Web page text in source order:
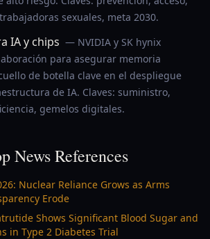
sexuales, meta 2030.
IA y chips — NVIDIA y SK hynix
para asegurar memoria
de botella clave en el despliegue
de IA. Claves: suministro,
gemelos digitales.
News References
Nuclear Reliance Grows as Arms
Erode
Shows Significant Blood Sugar and
in Type 2 Diabetes Trial